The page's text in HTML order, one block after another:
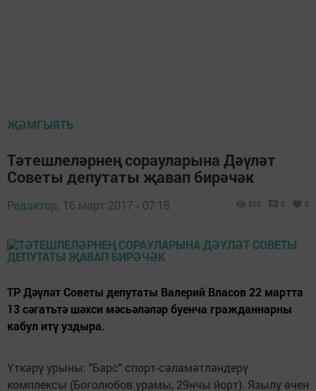
ҖӘМГЫЯТЬ
Тәтешлеләрнең сорауларына Дәүләт
Советы депутаты җавап бирәчәк
Редактор, 16 март 2017 - 07:18 620 0 0
ТР Дәүләт Советы депутаты Валерий Власов 22 мартта
13 сәгатьтә шәхси мәсьәләләр буенча гражданнарны
кабул итү уздыра.
Үткәрү урыны: "Барс" спорт-сәламәтләндерү
комплексы (Боголюбов урамы, 29нчы йорт). Язылу өчен